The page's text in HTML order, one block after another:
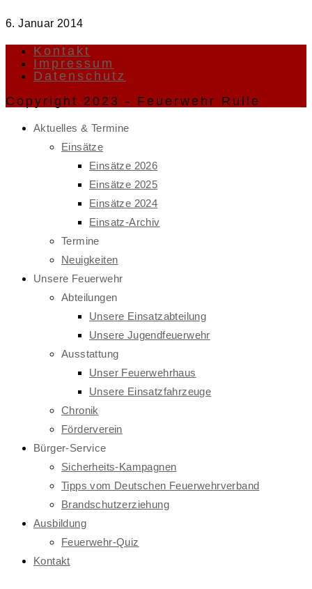
6. Januar 2014
Kontakt
Impressum
Datenschutz
Copyright 2023 - Feuerwehr Rulle
Aktuelles & Termine
Einsätze
Einsätze 2026
Einsätze 2025
Einsätze 2024
Einsatz-Archiv
Termine
Neuigkeiten
Unsere Feuerwehr
Abteilungen
Unsere Einsatzabteilung
Unsere Jugendfeuerwehr
Ausstattung
Unser Feuerwehrhaus
Unsere Einsatzfahrzeuge
Chronik
Förderverein
Bürger-Service
Sicherheits-Kampagnen
Tipps vom Deutschen Feuerwehrverband
Brandschutzerziehung
Ausbildung
Feuerwehr-Quiz
Kontakt